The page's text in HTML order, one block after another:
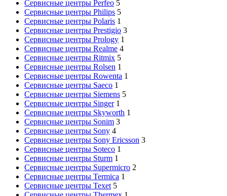
Сервисные центры Perfeo 5
Сервисные центры Philips 5
Сервисные центры Polaris 1
Сервисные центры Prestigio 3
Сервисные центры Prology 1
Сервисные центры Realme 4
Сервисные центры Ritmix 5
Сервисные центры Rolsen 1
Сервисные центры Rowenta 1
Сервисные центры Saeco 1
Сервисные центры Siemens 5
Сервисные центры Singer 1
Сервисные центры Skyworth 1
Сервисные центры Sonim 3
Сервисные центры Sony 4
Сервисные центры Sony Ericsson 3
Сервисные центры Soteco 1
Сервисные центры Sturm 1
Сервисные центры Supermicro 2
Сервисные центры Termica 1
Сервисные центры Texet 5